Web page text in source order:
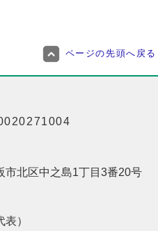
ページの先頭へ戻る
北区中之島1丁目3番20号
）